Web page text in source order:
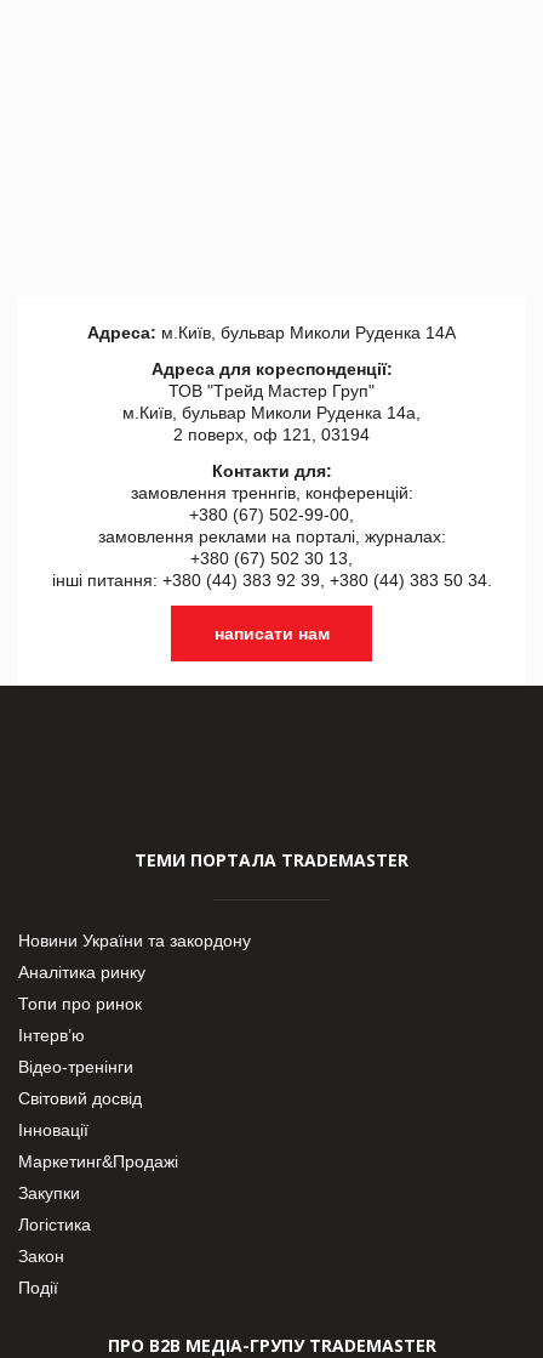
Адреса: м.Київ, бульвар Миколи Руденка 14А
Адреса для кореспонденції:
ТОВ "Tрейд Мастер Груп"
м.Київ, бульвар Миколи Руденка 14а,
2 поверх, оф 121, 03194
Контакти для:
замовлення треннгів, конференцій:
+380 (67) 502-99-00,
замовлення реклами на порталі, журналах:
+380 (67) 502 30 13,
інші питання: +380 (44) 383 92 39, +380 (44) 383 50 34.
написати нам
ТЕМИ ПОРТАЛА TRADEMASTER
Новини України та закордону
Аналітика ринку
Топи про ринок
Інтерв’ю
Відео-тренінги
Світовий досвід
Інновації
Маркетинг&Продажі
Закупки
Логістика
Закон
Події
ПРО В2В МЕДІА-ГРУПУ TRADEMASTER